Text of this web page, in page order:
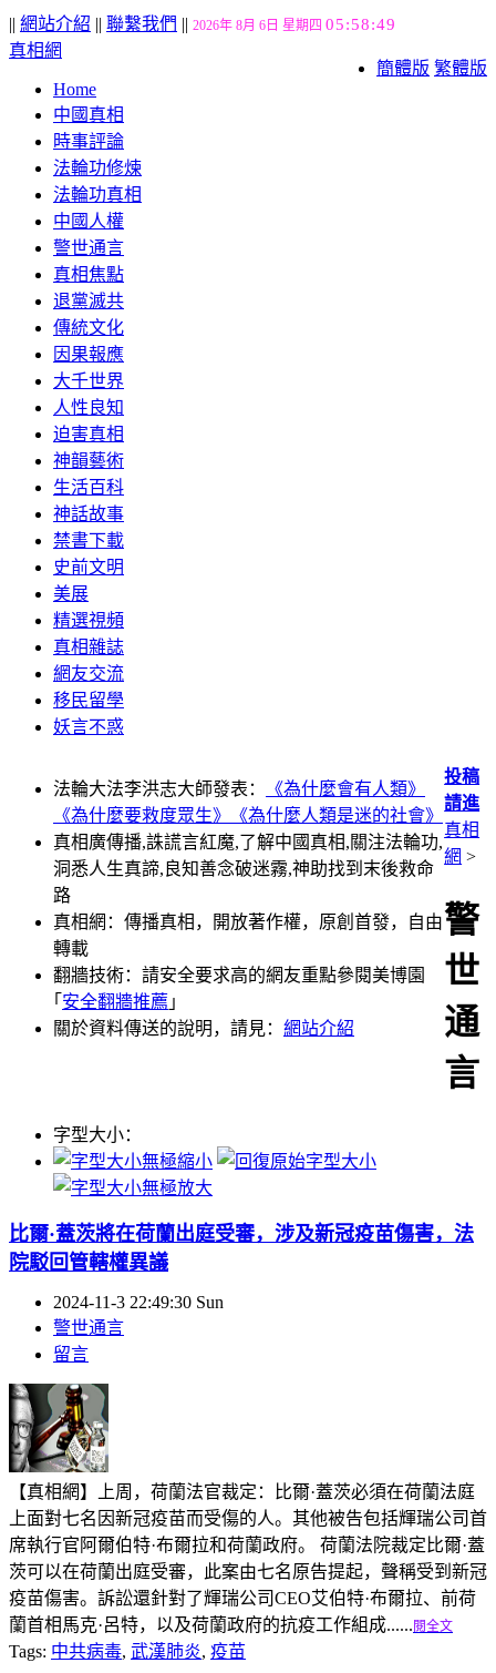
|| 網站介紹 || 聯繫我們 || 2026年 8月 6日 星期四 05:58:49
簡體版 繁體版
真相網
Home
中國真相
時事評論
法輪功修煉
法輪功真相
中國人權
警世通言
真相焦點
退黨滅共
傳統文化
因果報應
大千世界
人性良知
迫害真相
神韻藝術
生活百科
神話故事
禁書下載
史前文明
美展
精選視頻
真相雜誌
網友交流
移民留學
妖言不惑
法輪大法李洪志大師發表：
《為什麼會有人類》
《為什麼要救度眾生》
《為什麼人類是迷的社會》
真相廣傳播,誅謊言紅魔,了解中國真相,關注法輪功,
洞悉人生真諦,良知善念破迷霧,神助找到末後救命
路
真相網：傳播真相，開放著作權，原創首發，自由
轉載
翻牆技術：請安全要求高的網友重點參閱美博園
｢ 安全翻牆推薦 ｣
關於資料傳送的說明，請見： 網站介紹
投稿
請進
真相
網 >
警
世
通
言
字型大小：
比爾·蓋茨將在荷蘭出庭受審，涉及新冠疫苗傷害，法
院駁回管轄權異議
2024-11-3 22:49:30 Sun
警世通言
留言
【真相網】上周，荷蘭法官裁定：比爾·蓋茨必須在荷蘭法庭
上面對七名因新冠疫苗而受傷的人。其他被告包括輝瑞公司首
席執行官阿爾伯特·布爾拉和荷蘭政府。 荷蘭法院裁定比爾·蓋
茨可以在荷蘭出庭受審，此案由七名原告提起，聲稱受到新冠
疫苗傷害。訴訟還針對了輝瑞公司CEO艾伯特·布爾拉、前荷
蘭首相馬克·呂特，以及荷蘭政府的抗疫工作組成...... 閱全文
Tags: 中共病毒, 武漢肺炎, 疫苗